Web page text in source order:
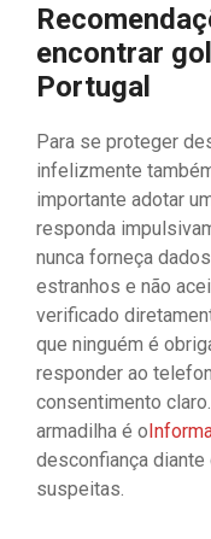
encontrar
Portugal
Para se proteger
infelizmente
importante adotar
responda
nunca forneça
estranhos e não
verificado
que ninguém é
responder ao
consentimento
armadilha é o
desconfiança
suspeitas.